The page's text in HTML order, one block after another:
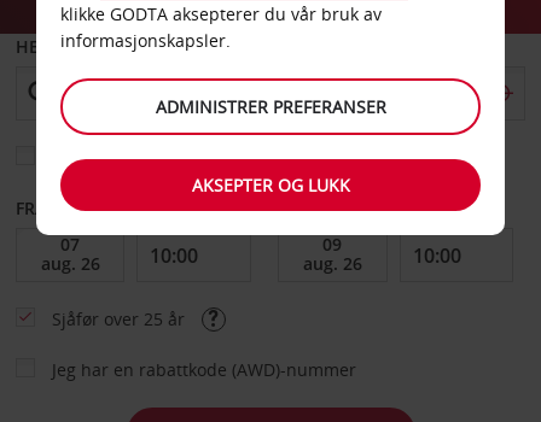
HENT FRA
Velg et annet leveringssted
FRA DATO TIL DATO
Sjåfør over 25 år
Jeg har en rabattkode (AWD)-nummer
klikke GODTA aksepterer du vår bruk av
informasjonskapsler.
ADMINISTRER PREFERANSER
AKSEPTER OG LUKK